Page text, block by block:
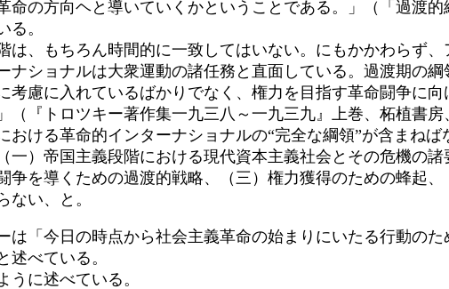
命の方向ヘと導いていくかということである。」（「過渡
。
、もちろん時間的に一致してはいない。にもかかわらず
ナショナルは大衆運動の諸任務と直面している。過渡期の
考慮に入れているばかりでなく、権力を目指す革命闘争に
（『トロツキー著作集一九三八～一九三九』上巻、柘植書
ける革命的インターナショナルの“完全な綱領”が含まね
一）帝国主義段階における現代資本主義社会とその危機の
争を導くための過渡的戦略、（三）権力獲得のための蜂起
ない、と。
「今日の時点から社会主義革命の始まりにいたる行動の
べている。
に述べている。